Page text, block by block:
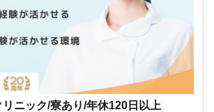
ニック/寮あり/年休120日以上